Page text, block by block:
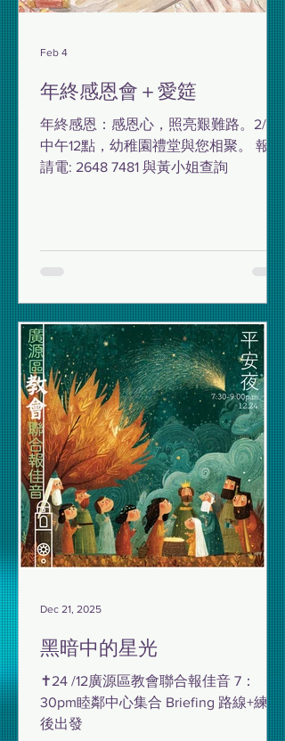
年終感恩會＋愛筵
年終感恩：感恩心，照亮艱難路。2/15
中午12點，幼稚園禮堂與您相聚。 報名
請電: 2648 7481 與黃小姐查詢
Feb 4
黑暗中的星光
✝️24 /12廣源區教會聯合報佳音 7：
30pm睦鄰中心集合 Briefing 路線+練習
後出發
Dec 21, 2025